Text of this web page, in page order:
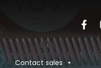
Contact sales